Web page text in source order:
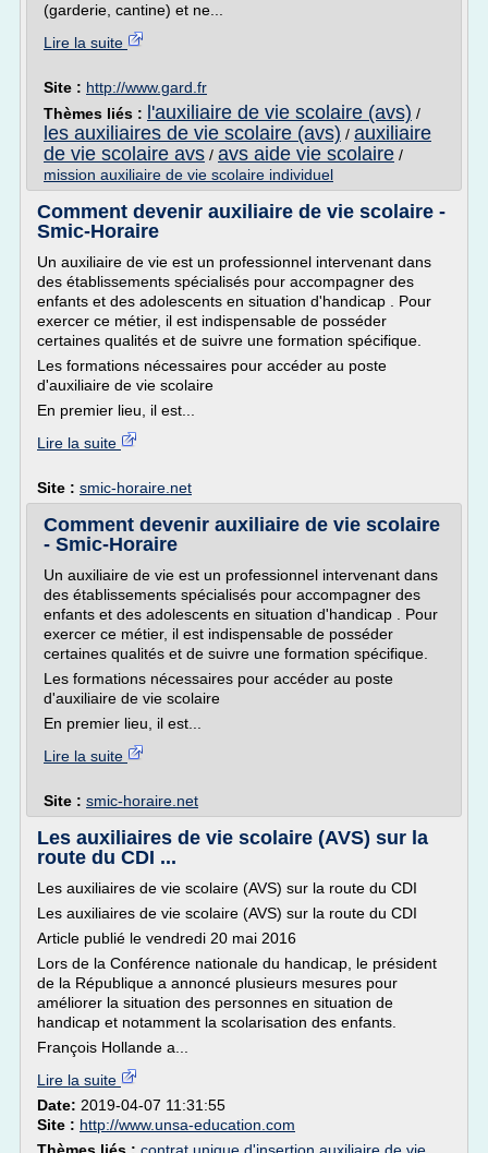
(garderie, cantine) et ne...
Lire la suite
Site : http://www.gard.fr
Thèmes liés :
l'auxiliaire de vie scolaire (avs) /
les auxiliaires de vie scolaire (avs) / auxiliaire
de vie scolaire avs / avs aide vie scolaire /
mission auxiliaire de vie scolaire individuel
Comment devenir auxiliaire de vie scolaire -
Smic-Horaire
Un auxiliaire de vie est un professionnel intervenant dans
des établissements spécialisés pour accompagner des
enfants et des adolescents en situation d'handicap . Pour
exercer ce métier, il est indispensable de posséder
certaines qualités et de suivre une formation spécifique.
Les formations nécessaires pour accéder au poste
d'auxiliaire de vie scolaire
En premier lieu, il est...
Lire la suite
Site : smic-horaire.net
Comment devenir auxiliaire de vie scolaire
- Smic-Horaire
Un auxiliaire de vie est un professionnel intervenant dans
des établissements spécialisés pour accompagner des
enfants et des adolescents en situation d'handicap . Pour
exercer ce métier, il est indispensable de posséder
certaines qualités et de suivre une formation spécifique.
Les formations nécessaires pour accéder au poste
d'auxiliaire de vie scolaire
En premier lieu, il est...
Lire la suite
Site : smic-horaire.net
Les auxiliaires de vie scolaire (AVS) sur la
route du CDI ...
Les auxiliaires de vie scolaire (AVS) sur la route du CDI
Les auxiliaires de vie scolaire (AVS) sur la route du CDI
Article publié le vendredi 20 mai 2016
Lors de la Conférence nationale du handicap, le président
de la République a annoncé plusieurs mesures pour
améliorer la situation des personnes en situation de
handicap et notamment la scolarisation des enfants.
François Hollande a...
Lire la suite
Date: 2019-04-07 11:31:55
Site : http://www.unsa-education.com